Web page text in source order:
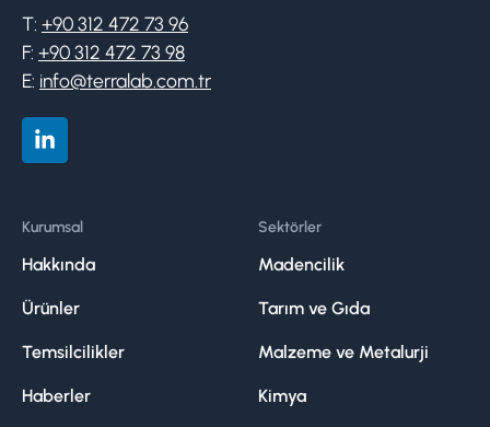
T: +90 312 472 73 96
F: +90 312 472 73 98
E: info@terralab.com.tr
Kurumsal
Hakkında
Ürünler
Temsilcilikler
Haberler
Sektörler
Madencilik
Tarım ve Gıda
Malzeme ve Metalurji
Kimya